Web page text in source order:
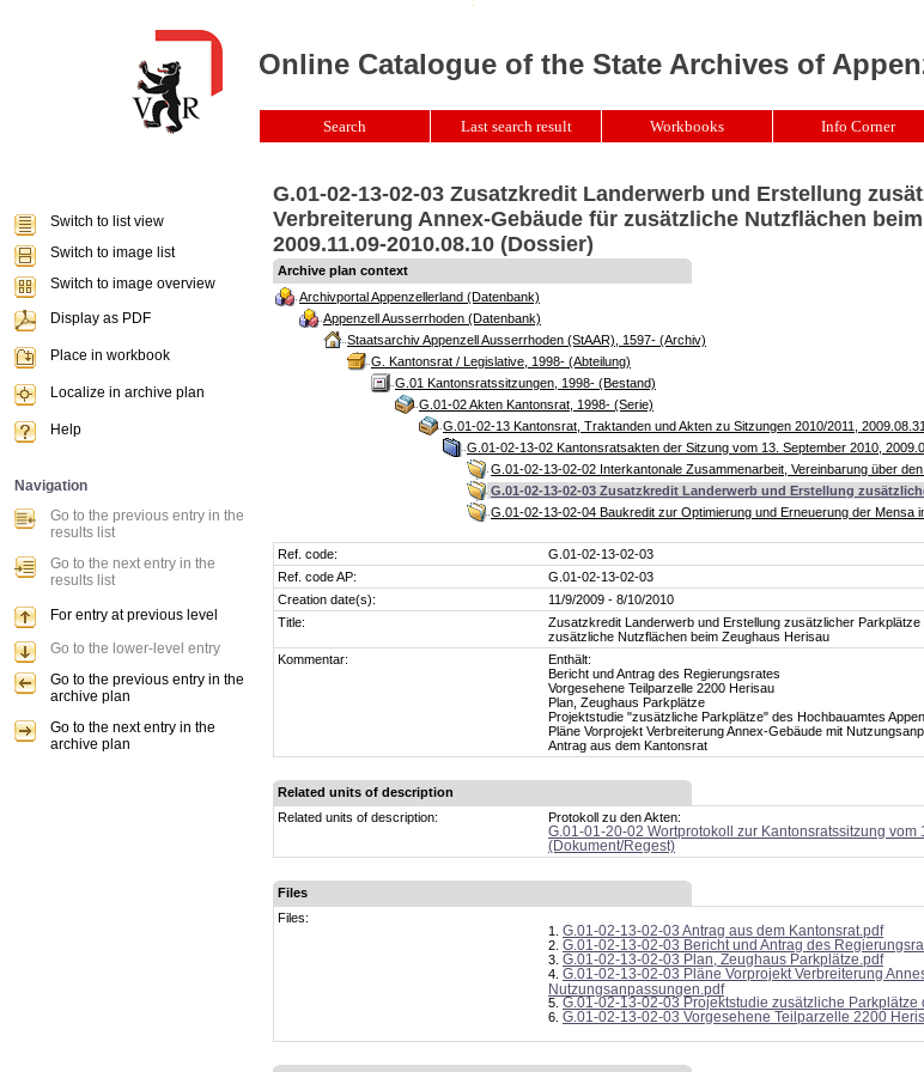
G.01-02-13-02-03 Zusatzkredit Landerwerb und Erstellung
Verbreiterung Annex-Gebäude für zusätzliche Nutzflächen
2009.11.09-2010.08.10 (Dossier)
Archive plan context
Archivportal Appenzellerland (Datenbank)
Appenzell Ausserrhoden (Datenbank)
Staatsarchiv Appenzell Ausserrhoden (StAAR), 1597- (Archiv)
G. Kantonsrat / Legislative, 1998- (Abteilung)
G.01 Kantonsratssitzungen, 1998- (Bestand)
G.01-02 Akten Kantonsrat, 1998- (Serie)
G.01-02-13 Kantonsrat, Traktanden und Akten zu Sitzungen 2010/2011,
G.01-02-13-02 Kantonsratsakten der Sitzung vom 13. September 2010,
G.01-02-13-02-02 Interkantonale Zusammenarbeit, Vereinbarung über
G.01-02-13-02-03 Zusatzkredit Landerwerb und Erstellung
G.01-02-13-02-04 Baukredit zur Optimierung und Erneuerung der
Ref. code:
G.01-02-13-02-03
Ref. code AP:
G.01-02-13-02-03
Creation date(s):
11/9/2009 - 8/10/2010
Title:
Zusatzkredit Landerwerb und Erstellung zusätzlicher
zusätzliche Nutzflächen beim Zeughaus Herisau
Kommentar:
Enthält:
Bericht und Antrag des Regierungsrates
Vorgesehene Teilparzelle 2200 Herisau
Plan, Zeughaus Parkplätze
Projektstudie "zusätzliche Parkplätze" des Hochbauamtes
Pläne Vorprojekt Verbreiterung Annex-Gebäude mit
Antrag aus dem Kantonsrat
Related units of description
Related units of description:
Protokoll zu den Akten:
G.01-01-20-02 Wortprotokoll zur Kantonsratssitzung
(Dokument/Regest)
Files
Files:
G.01-02-13-02-03 Antrag aus dem Kantonsrat.pdf
G.01-02-13-02-03 Bericht und Antrag des
G.01-02-13-02-03 Plan, Zeughaus Parkplätze.pdf
G.01-02-13-02-03 Pläne Vorprojekt Verbreiterung
Nutzungsanpassungen.pdf
G.01-02-13-02-03 Projektstudie zusätzliche Parkplätze
G.01-02-13-02-03 Vorgesehene Teilparzelle 2200
Online Catalogue of the State Archives of
Search Last search result Workbooks Info Corner
Switch to list view
Switch to image list
Switch to image overview
Display as PDF
Place in workbook
Localize in archive plan
Help
Navigation
Go to the previous entry in the
results list
Go to the next entry in the
results list
For entry at previous level
Go to the lower-level entry
Go to the previous entry in the
archive plan
Go to the next entry in the
archive plan